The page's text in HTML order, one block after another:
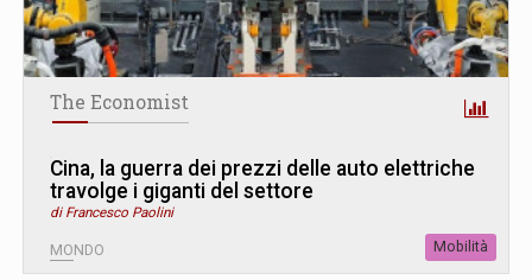
The Economist
Cina, la guerra dei prezzi delle auto elettriche
travolge i giganti del settore
di Francesco Paolini
MONDO Mobilità